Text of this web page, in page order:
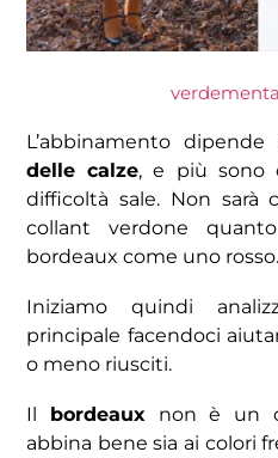
verdementa
L’abbinamento
delle calze, e più sono
difficoltà sale. Non sarà
collant verdone
bordeaux come uno rosso.
Iniziamo quindi
principale facendoci
o meno riusciti.
Il bordeaux non è un
abbina bene sia ai colori